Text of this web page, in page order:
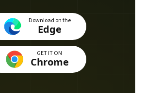
Download on the
Edge
GET IT ON
Chrome